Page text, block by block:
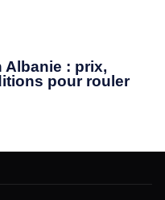
Albanie : prix,
pour rouler